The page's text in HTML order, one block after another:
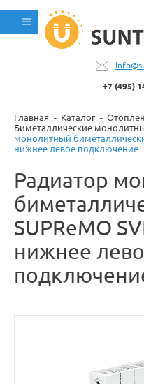
+7 (495)
Главная Каталог
Биметаллические
монолитный
нижнее левое подключение
Радиатор
SUPReMO
нижнее